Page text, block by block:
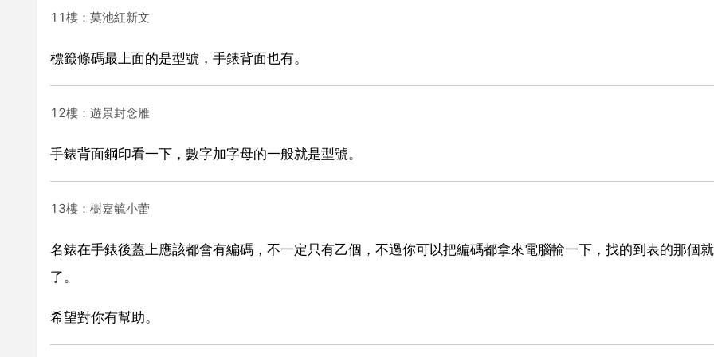
11樓：莫池紅新文
標籤條碼最上面的是型號，手錶背面也有。
12樓：遊景封念雁
手錶背面鋼印看一下，數字加字母的一般就是型號。
13樓：樹嘉毓小蕾
名錶在手錶後蓋上應該都會有編碼，不一定只有乙個，不過你可以把編碼都拿來電腦輸一下，找的到表的那個
了。
希望對你有幫助。